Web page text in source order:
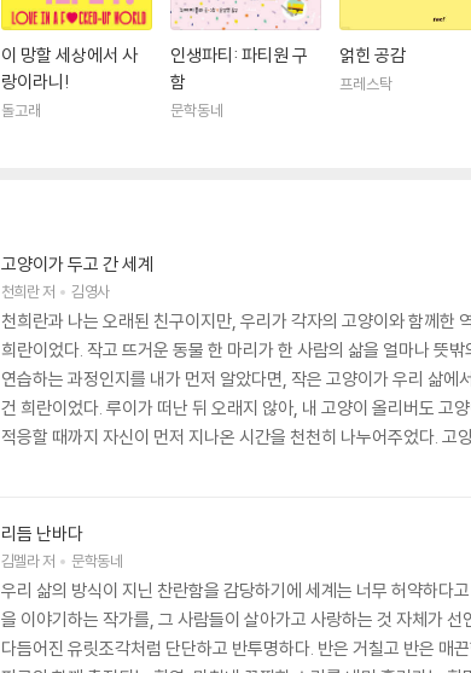
이 망할 세상에서 사
랑이라니!
돌고래
인생파티: 파티원 구
함
문학동네
얽힌 공감
프레스탁
고양이가 두고 간 세계
천희란저 김영사
천희란과 나는 오래된 친구이지만, 우리가 각자의 고양이와 함께한
희란이었다. 작고 뜨거운 동물 한 마리가 한 사람의 삶을 얼마나 뜻
연습하는 과정인지를 내가 먼저 알았다면, 작은 고양이가 우리 삶
건 희란이었다. 루이가 떠난 뒤 오래지 않아, 내 고양이 올리버도 고
적응할 때까지 자신이 먼저 지나온 시간을 천천히 나누어주었다.
히 가로지른다. 그들은 살아 있었을 때 가구들 틈을 유연하게 수직
우리는 떠난 고양이에게서 그런 것을 배웠다. 그리고 천희란은 어린
해질 용기를 우리 곁에 남겨두면 좋겠다.
리듬 난바다
김멜라저 문학동네
우리 삶의 방식이 지닌 찬란함을 감당하기에 세계는 너무 허약하다
을 이야기하는 작가를, 그 사람들이 살아가고 사랑하는 것 자체가
다듬어진 유릿조각처럼 단단하고 반투명하다. 반은 거칠고 반은 매